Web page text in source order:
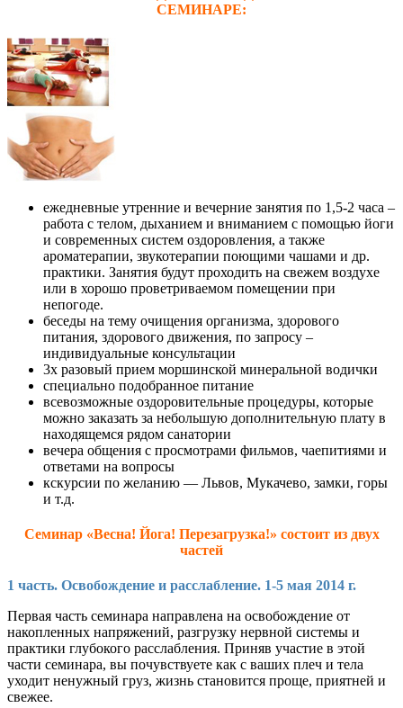
СЕМИНАРЕ:
ежедневные утренние и вечерние занятия по 1,5-2 часа –
работа с телом, дыханием и вниманием с помощью йоги
и современных систем оздоровления, а также
ароматерапии, звукотерапии поющими чашами и др.
практики. Занятия будут проходить на свежем воздухе
или в хорошо проветриваемом помещении при
непогоде.
беседы на тему очищения организма, здорового
питания, здорового движения, по запросу –
индивидуальные консультации
3х разовый прием моршинской минеральной водички
специально подобранное питание
всевозможные оздоровительные процедуры, которые
можно заказать за небольшую дополнительную плату в
находящемся рядом санатории
вечера общения с просмотрами фильмов, чаепитиями и
ответами на вопросы
кскурсии по желанию — Львов, Мукачево, замки, горы
и т.д.
Семинар «Весна! Йога! Перезагрузка!» состоит из двух
частей
1 часть. Освобождение и расслабление. 1-5 мая 2014 г.
Первая часть семинара направлена на освобождение от
накопленных напряжений, разгрузку нервной системы и
практики глубокого расслабления. Приняв участие в этой
части семинара, вы почувствуете как с ваших плеч и тела
уходит ненужный груз, жизнь становится проще, приятней и
свежее.